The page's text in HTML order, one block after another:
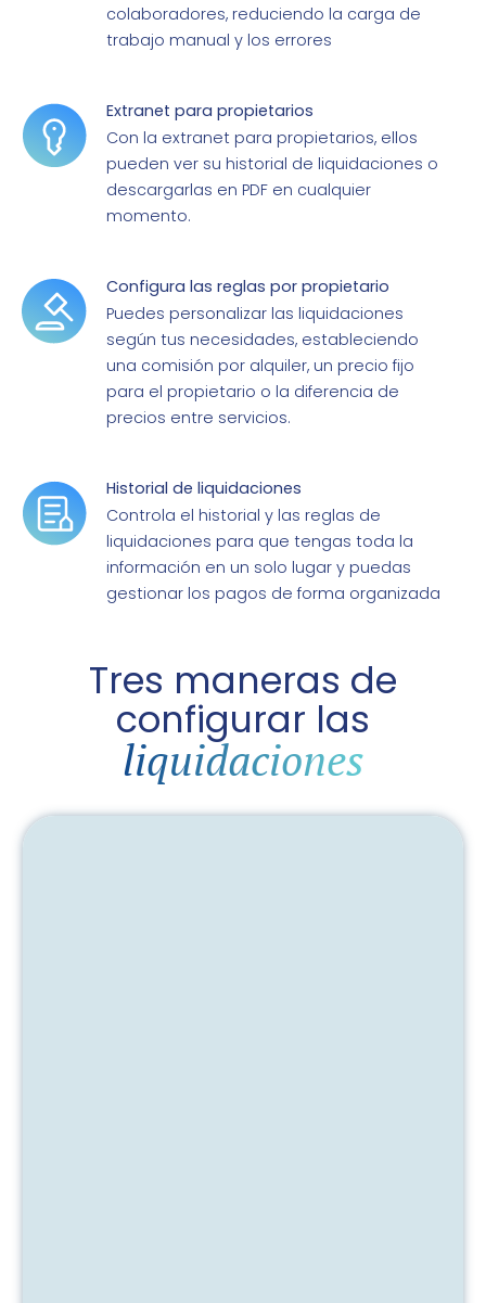
colaboradores, reduciendo la carga de
trabajo manual y los errores
Extranet para propietarios
Con la extranet para propietarios, ellos
pueden ver su historial de liquidaciones o
descargarlas en PDF en cualquier
momento.
Configura las reglas por propietario
Puedes personalizar las liquidaciones
según tus necesidades, estableciendo
una comisión por alquiler, un precio fijo
para el propietario o la diferencia de
precios entre servicios.
Historial de liquidaciones
Controla el historial y las reglas de
liquidaciones para que tengas toda la
información en un solo lugar y puedas
gestionar los pagos de forma organizada
Tres maneras de
configurar las
liquidaciones